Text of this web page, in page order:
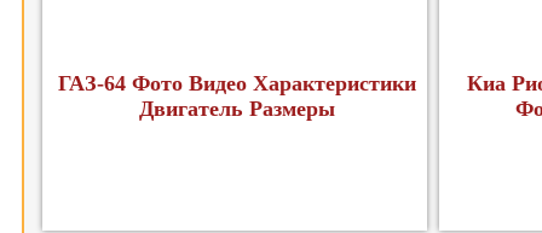
ГАЗ-64 Фото Видео Характеристики
Двигатель Размеры
Киа